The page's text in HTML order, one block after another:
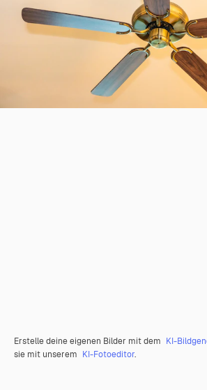
Erstelle deine eigenen Bilder mit dem KI-
sie mit unserem KI-Fotoeditor.